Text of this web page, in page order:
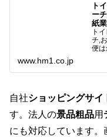
ト
ー
紙
ト
チ,
便
様
www.hm1.co.jp
自社ショッピングサイ
す。法人の景品粗品用
にも対応しています